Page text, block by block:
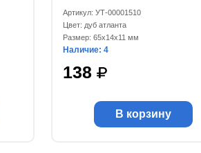
Артикул: УТ-00001510
Цвет: дуб атланта
Размер: 65x14x11 мм
Наличие: 4
138
В корзину